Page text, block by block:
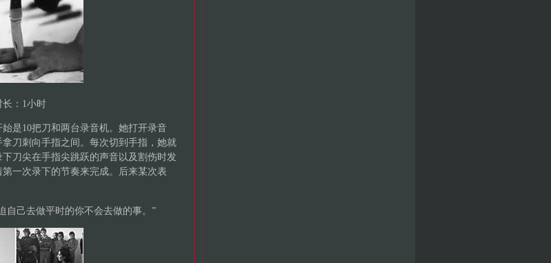
长：1小时
是10把刀和两台录音机。她打开录音
刀刺向手指之间。每次切到手指，她就
刀尖在手指尖跳跃的声音以及割伤时发
一次录下的节奏来完成。后来某次表
自己去做平时的你不会去做的事。”